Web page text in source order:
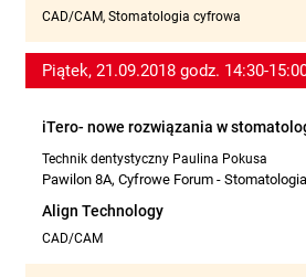
CAD/CAM, Stomatologia cyfrowa
Piątek, 21.09.2018 godz. 14:30-
iTero- nowe rozwiązania w
Technik dentystyczny Paulina Pokusa
Pawilon 8A, Cyfrowe Forum -
Align Technology
CAD/CAM